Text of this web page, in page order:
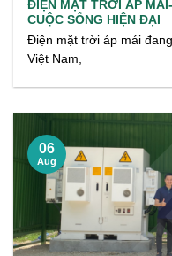
ĐIỆN MẶT TRỜI ÁP
CUỘC SỐNG HIỆN ĐẠI
Điện mặt trời áp mái
Việt Nam,
06
Aug